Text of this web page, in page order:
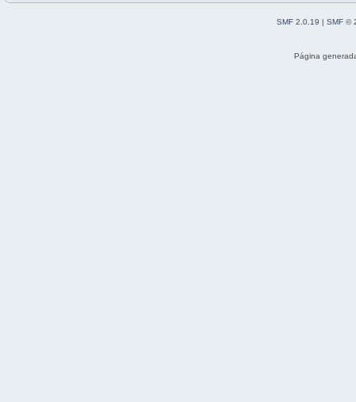
SMF 2.0.19 | SMF ©
Página